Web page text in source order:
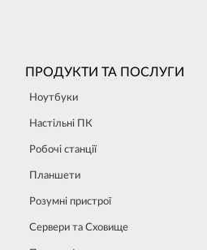
ПРОДУКТИ ТА ПОСЛУГИ
Ноутбуки
Настільні ПК
Робочі станції
Планшети
Розумні пристрої
Сервери та Сховище